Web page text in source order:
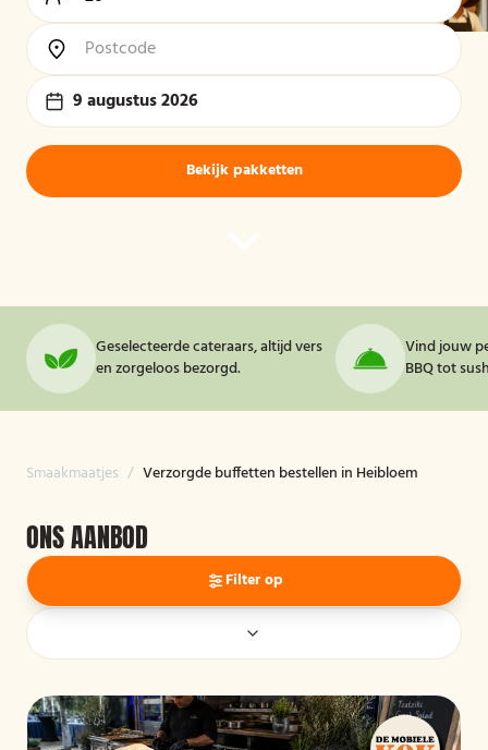
9 augustus 2026
Bekijk pakketten
Geselecteerde cateraars, altijd vers
en zorgeloos bezorgd.
Vind jouw
BBQ tot
Smaakmaatjes / Verzorgde buffetten bestellen in Heibloem
ONS AANBOD
Filter op